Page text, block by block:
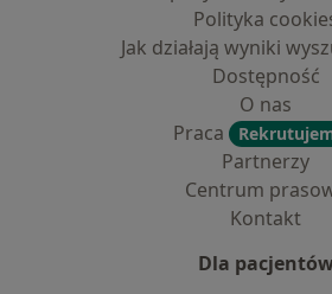
Polityka
Jak działają wyniki
Dostępność
O nas
Praca
Partnerzy
Centrum
Kontakt
Dla